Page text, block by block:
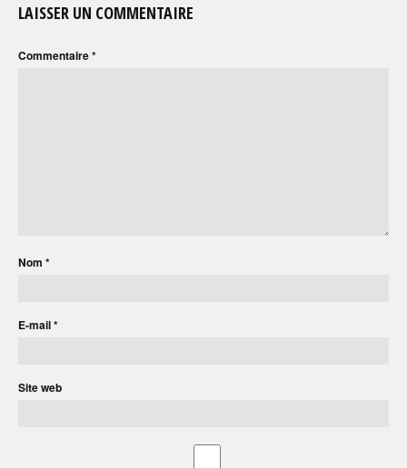
LAISSER UN COMMENTAIRE
Commentaire*
Nom *
E-mail*
Site web